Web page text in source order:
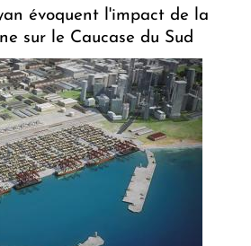
évoquent l'impact de la
sur le Caucase du Sud